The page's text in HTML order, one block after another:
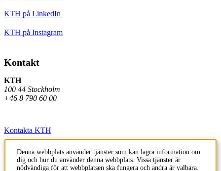
KTH på LinkedIn
KTH på Instagram
Kontakt
KTH
100 44 Stockholm
+46 8 790 60 00
Kontakta KTH
Jobba på KTH
Press och media
Denna webbplats använder tjänster som kan lagra information om
dig och hur du använder denna webbplats. Vissa tjänster är
nödvändiga för att webbplatsen ska fungera och andra är valbara.